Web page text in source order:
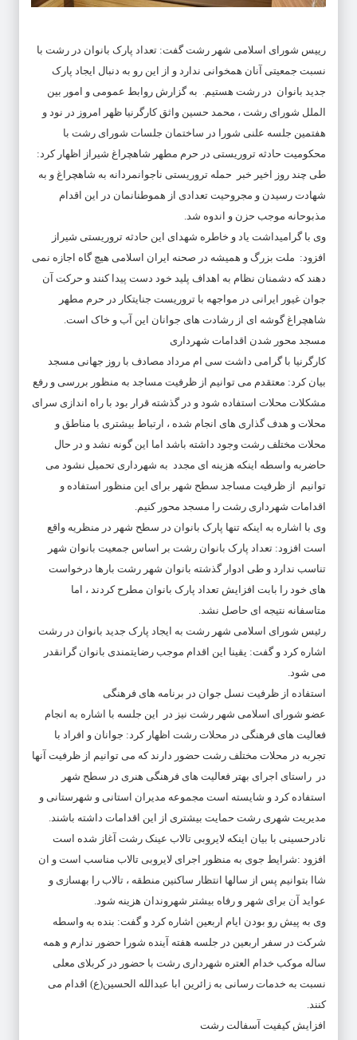
رییس شورای اسلامی شهر رشت گفت: تعداد پارک بانوان در رشت با
نسبت جمعیتی آنان همخوانی ندارد و از این رو به دنبال ایجاد پارک
جدید بانوان در رشت هستیم. به گزارش روابط عمومی و امور بین
الملل شورای رشت ، محمد حسین واثق کارگرنیا ظهر امروز در نود و
هفتمین جلسه علنی شورا در ساختمان جلسات شورای رشت با
محکومیت حادثه تروریستی در حرم مطهر شاهچراغ شیراز اظهار کرد:
طی چند روز اخیر خبر حمله تروریستی ناجوانمردانه به شاهچراغ و به
شهادت رسیدن و مجروحیت تعدادی از هموطنانمان در این اقدام
مذبوحانه موجب حزن و اندوه شد.
وی با گرامیداشت یاد و خاطره شهدای این حادثه تروریستی شیراز
افزود: ملت بزرگ و همیشه در صحنه ایران اسلامی هیچ گاه اجازه نمی
دهند که دشمنان نظام به اهداف پلید خود دست پیدا کنند و حرکت آن
جوان غیور ایرانی در مواجهه با تروریست جنایتکار در حرم مطهر
شاهچراغ گوشه ای از رشادت های جوانان این آب و خاک است.
مسجد محور شدن اقدامات شهرداری
کارگرنیا با گرامی داشت سی ام مرداد مصادف با روز جهانی مسجد
بیان کرد: معتقدم می توانیم از ظرفیت مساجد به منظور بررسی و رفع
مشکلات محلات استفاده شود و در گذشته قرار بود با راه اندازی سرای
محلات و هدف گذاری های انجام شده ، ارتباط بیشتری با مناطق و
محلات مختلف رشت وجود داشته باشد اما این گونه نشد و در حال
حاضربه واسطه اینکه هزینه ای مجدد به شهرداری تحمیل نشود می
توانیم از ظرفیت مساجد سطح شهر برای این منظور استفاده و
اقدامات شهرداری رشت را مسجد محور کنیم.
وی با اشاره به اینکه تنها پارک بانوان در سطح شهر در منظریه واقع
است افزود: تعداد پارک بانوان رشت بر اساس جمعیت بانوان شهر
تناسب ندارد و طی ادوار گذشته بانوان شهر رشت بارها درخواست
های خود را بابت افزایش تعداد پارک بانوان مطرح کردند ، اما
متاسفانه نتیجه ای حاصل نشد.
رئیس شورای اسلامی شهر رشت به ایجاد پارک جدید بانوان در رشت
اشاره کرد و گفت: یقینا این اقدام موجب رضایتمندی بانوان گرانقدر
می شود.
استفاده از ظرفیت نسل جوان در برنامه های فرهنگی
عضو شورای اسلامی شهر رشت نیز در این جلسه با اشاره به انجام
فعالیت های فرهنگی در محلات رشت اظهار کرد: جوانان و افراد با
تجربه در محلات مختلف رشت حضور دارند که می توانیم از ظرفیت آنها
در راستای اجرای بهتر فعالیت های فرهنگی هنری در سطح شهر
استفاده کرد و شایسته است مجموعه مدیران استانی و شهرستانی و
مدیریت شهری رشت حمایت بیشتری از این اقدامات داشته باشند.
نادرحسینی با بیان اینکه لایروبی تالاب عینک رشت آغاز شده است
افزود :شرایط جوی به منظور اجرای لایروبی تالاب مناسب است و ان
شاا بتوانیم پس از سالها انتظار ساکنین منطقه ، تالاب را بهسازی و
عواید آن برای شهر و رفاه بیشتر شهروندان هزینه شود.
وی به پیش رو بودن ایام اربعین اشاره کرد و گفت: بنده به واسطه
شرکت در سفر اربعین در جلسه هفته آینده شورا حضور ندارم و همه
ساله موکب خدام العتره شهرداری رشت با حضور در کربلای معلی
نسبت به خدمات رسانی به زائرین ابا عبدالله الحسین(ع) اقدام می
کنند.
افزایش کیفیت آسفالت رشت